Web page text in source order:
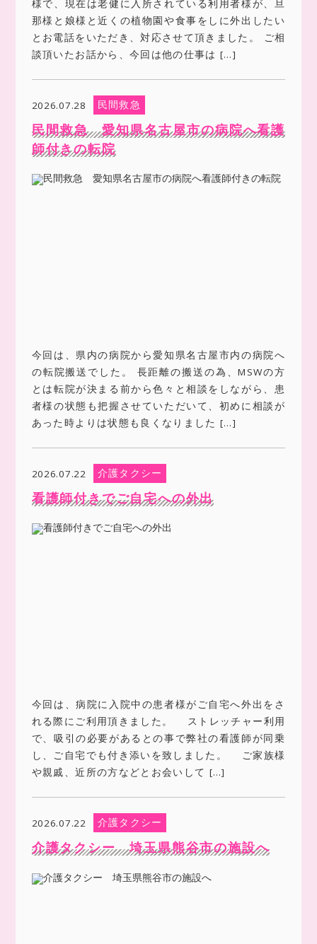
様で、現在は老健に入所されている利用者様が、旦
那様と娘様と近くの植物園や食事をしに外出したい
とお電話をいただき、対応させて頂きました。 ご相
談頂いたお話から、今回は他の仕事は […]
2026.07.28 民間救急
民間救急 愛知県名古屋市の病院へ看護
師付きの転院
今回は、県内の病院から愛知県名古屋市内の病院へ
の転院搬送でした。 長距離の搬送の為、MSWの方
とは転院が決まる前から色々と相談をしながら、患
者様の状態も把握させていただいて、初めに相談が
あった時よりは状態も良くなりました […]
2026.07.22 介護タクシー
看護師付きでご自宅への外出
今回は、病院に入院中の患者様がご自宅へ外出をさ
れる際にご利用頂きました。 ストレッチャー利用
で、吸引の必要があるとの事で弊社の看護師が同乗
し、ご自宅でも付き添いを致しました。 ご家族様
や親戚、近所の方などとお会いして […]
2026.07.22 介護タクシー
介護タクシー 埼玉県熊谷市の施設へ